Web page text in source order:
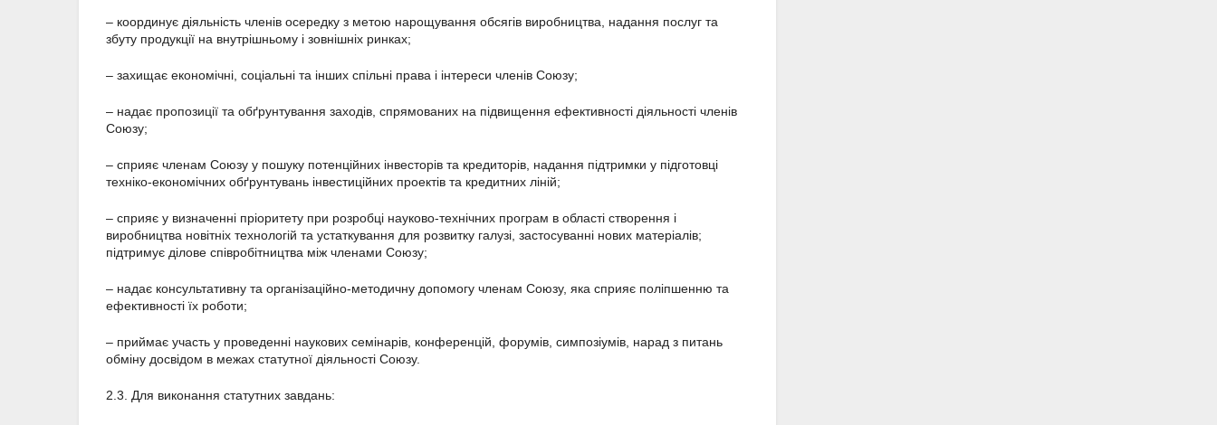
– координує діяльність членів осередку з метою нарощування обсягів виробництва, надання послуг та
збуту продукції на внутрішньому і зовнішніх ринках;
– захищає економічні, соціальні та інших спільні права і інтереси членів Союзу;
– надає пропозиції та обґрунтування заходів, спрямованих на підвищення ефективності діяльності членів
Союзу;
– сприяє членам Союзу у пошуку потенційних інвесторів та кредиторів, надання підтримки у підготовці
техніко-економічних обґрунтувань інвестиційних проектів та кредитних ліній;
– сприяє у визначенні пріоритету при розробці науково-технічних програм в області створення і
виробництва новітніх технологій та устаткування для розвитку галузі, застосуванні нових матеріалів;
підтримує ділове співробітництва між членами Союзу;
– надає консультативну та організаційно-методичну допомогу членам Союзу, яка сприяє поліпшенню та
ефективності їх роботи;
– приймає участь у проведенні наукових семінарів, конференцій, форумів, симпозіумів, нарад з питань
обміну досвідом в межах статутної діяльності Союзу.
2.3. Для виконання статутних завдань: